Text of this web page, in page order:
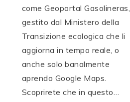
come Geoportal Gasolineras,
gestito dal Ministero della
Transizione ecologica che li
aggiorna in tempo reale, o
anche solo banalmente
aprendo Google Maps.
Scoprirete che in questo…